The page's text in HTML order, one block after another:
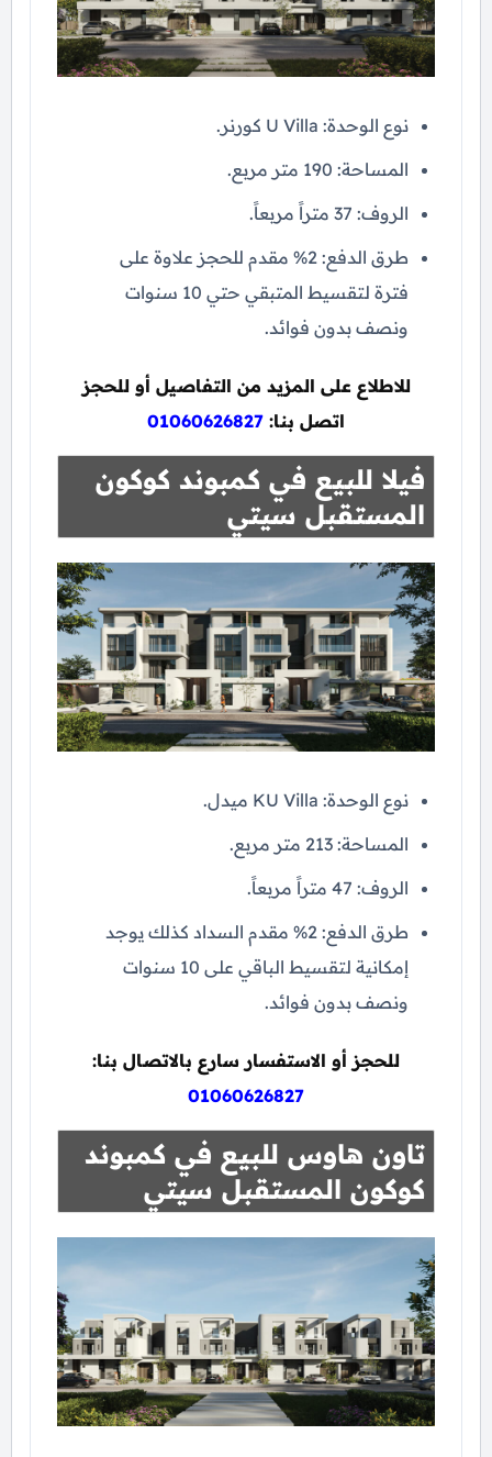
نوع الوحدة: U Villa كورنر.
المساحة: 190 متر مربع.
الروف: 37 متراً مربعاً.
طرق الدفع: 2% مقدم للحجز علاوة على
فترة لتقسيط المتبقي حتي 10 سنوات
ونصف بدون فوائد.
للاطلاع على المزيد من التفاصيل أو للحجز
اتصل بنا: 01060626827
فيلا للبيع في كمبوند كوكون
المستقبل سيتي
نوع الوحدة: KU Villa ميدل.
المساحة: 213 متر مربع.
الروف: 47 متراً مربعاً.
طرق الدفع: 2% مقدم السداد كذلك يوجد
إمكانية لتقسيط الباقي على 10 سنوات
ونصف بدون فوائد.
للحجز أو الاستفسار سارع بالاتصال بنا:
01060626827
تاون هاوس للبيع في كمبوند
كوكون المستقبل سيتي